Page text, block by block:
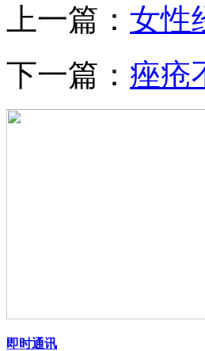
上一篇： 女性
下一篇： 痤疮
即时通讯